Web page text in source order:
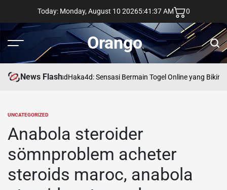
content
Today: Monday, August 10 20265:41 :38 AM 0
Menu Orango
News Flash
asdHaka4d: Sensasi Bermain Togel Online yang Bikin
POSTED
UNCATEGORIZED
Anabola steroider
sömnproblem acheter
steroids maroc, anabola